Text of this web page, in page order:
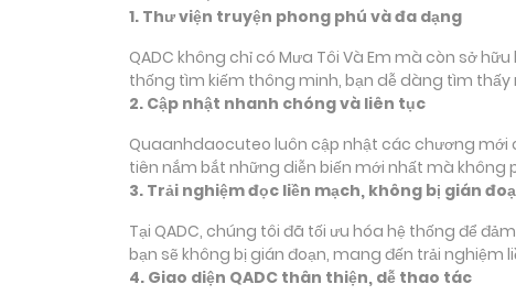
1. Thư viện truyện phong phú và đa dạng
QADC không chỉ có Mưa Tôi Và Em mà còn sở
thống tìm kiếm thông minh, bạn dễ dàng tìm
2. Cập nhật nhanh chóng và liên tục
Quaanhdaocuteo luôn cập nhật các chương mới
tiên nắm bắt những diễn biến mới nhất mà không
3. Trải nghiệm đọc liền mạch, không bị gián
Tại QADC, chúng tôi đã tối ưu hóa hệ thống để
bạn sẽ không bị gián đoạn, mang đến trải nghiệm
4. Giao diện QADC thân thiện, dễ thao tác